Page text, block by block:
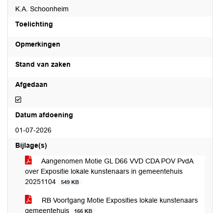
K.A. Schoonheim
Toelichting
Opmerkingen
Stand van zaken
Afgedaan
Afgedaan
Datum afdoening
01-07-2026
Bijlage(s)
Aangenomen Motie GL D66 VVD CDA POV PvdA
over Expositie lokale kunstenaars in gemeentehuis
20251104
549 KB
RB Voortgang Motie Exposities lokale kunstenaars
gemeentehuis
166 KB